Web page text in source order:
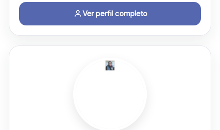
Ver perfil completo